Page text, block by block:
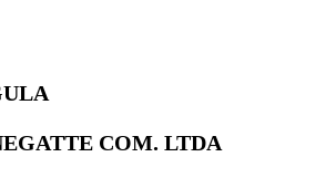
COM. LTDA